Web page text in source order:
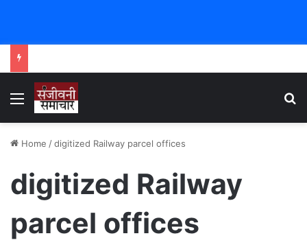
Menu
Home /digitized Railway parcel offices
digitized Railway
parcel offices